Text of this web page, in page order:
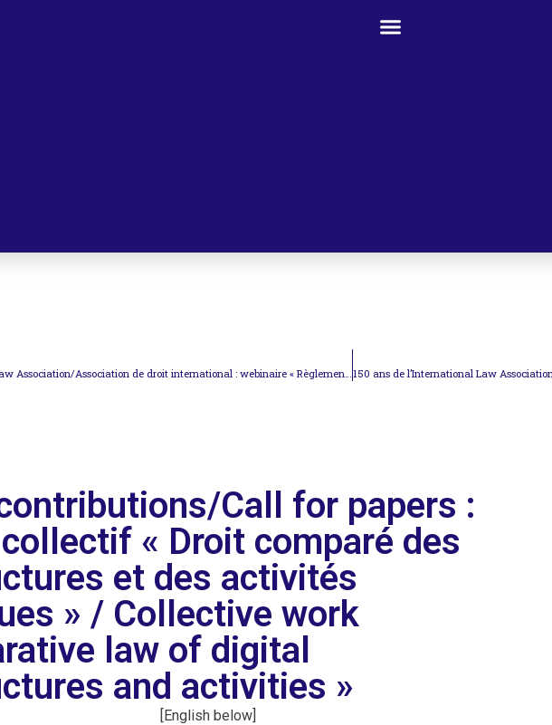
150 ans de l’International Law Association/Association de droit international : webinaire « Règlement des différends »
Call for papers :
« Droit comparé des
et des activités
» / Collective work
law of digital
and activities »
[English below]